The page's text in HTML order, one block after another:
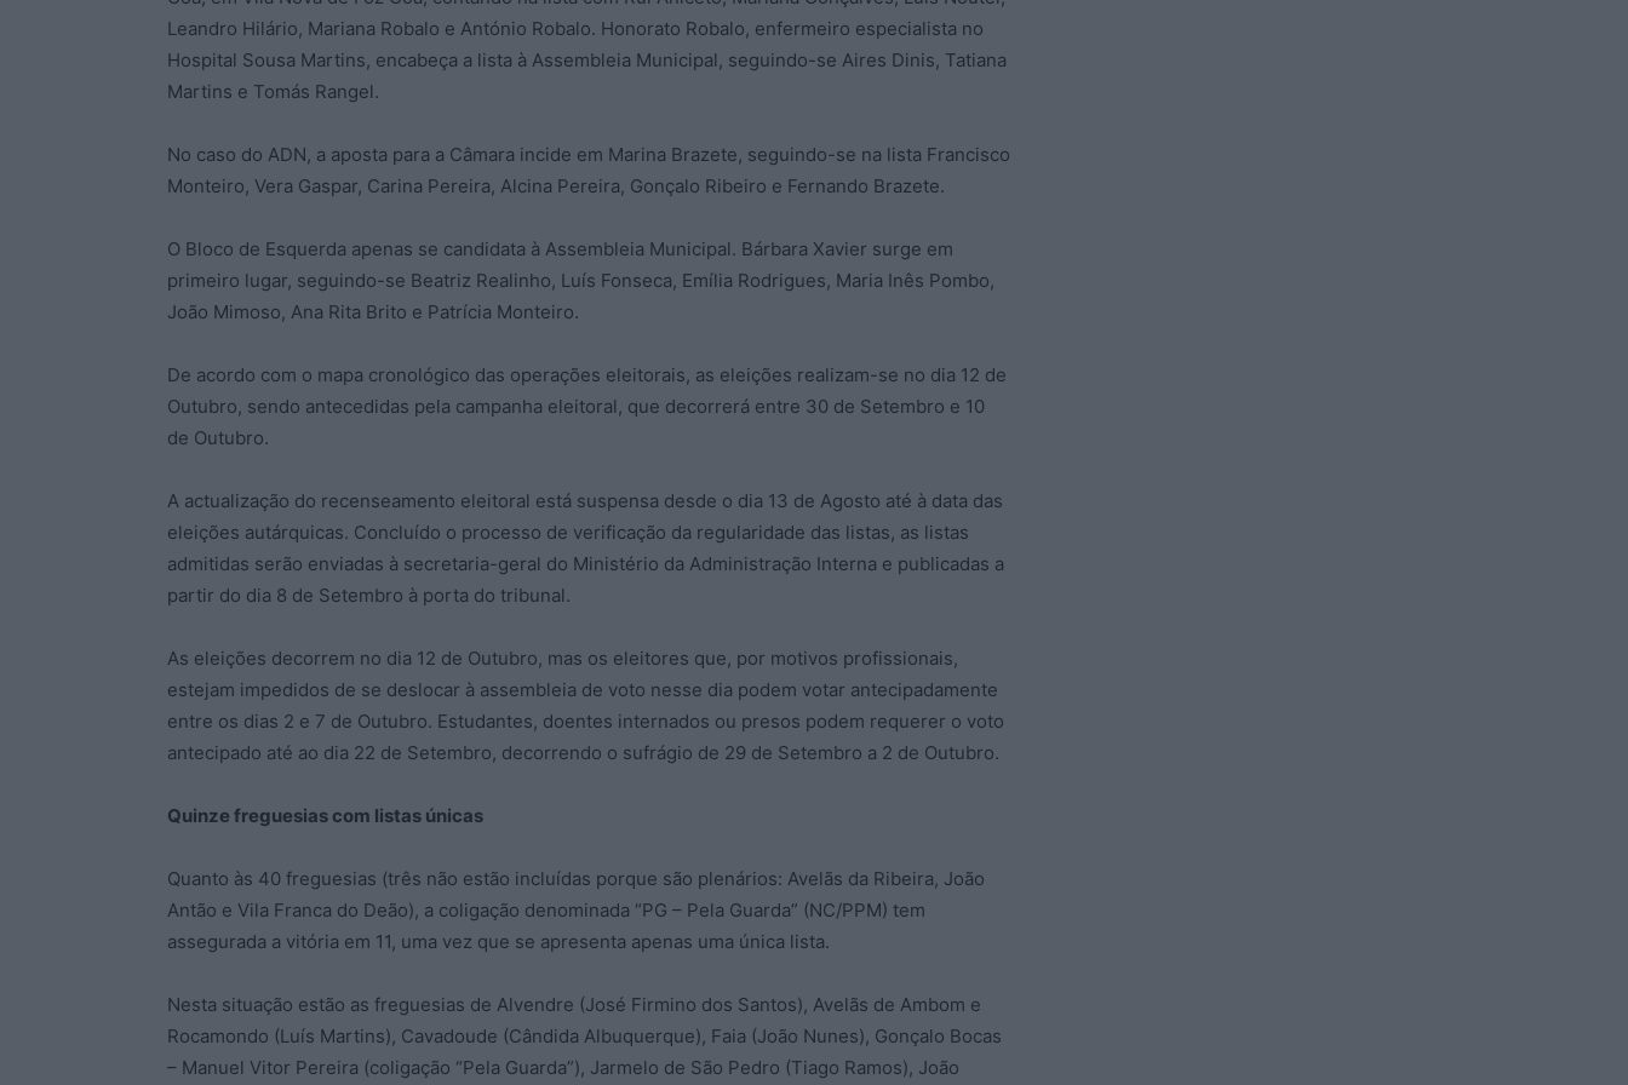
Leandro Hilário, Mariana Robalo e António Robalo. Honorato Robalo, enfermeiro especialista no
Hospital Sousa Martins, encabeça a lista à Assembleia Municipal, seguindo-se Aires Dinis, Tatiana
Martins e Tomás Rangel.
No caso do ADN, a aposta para a Câmara incide em Marina Brazete, seguindo-se na lista Francisco
Monteiro, Vera Gaspar, Carina Pereira, Alcina Pereira, Gonçalo Ribeiro e Fernando Brazete.
O Bloco de Esquerda apenas se candidata à Assembleia Municipal. Bárbara Xavier surge em
primeiro lugar, seguindo-se Beatriz Realinho, Luís Fonseca, Emília Rodrigues, Maria Inês Pombo,
João Mimoso, Ana Rita Brito e Patrícia Monteiro.
De acordo com o mapa cronológico das operações eleitorais, as eleições realizam-se no dia 12 de
Outubro, sendo antecedidas pela campanha eleitoral, que decorrerá entre 30 de Setembro e 10
de Outubro.
A actualização do recenseamento eleitoral está suspensa desde o dia 13 de Agosto até à data das
eleições autárquicas. Concluído o processo de verificação da regularidade das listas, as listas
admitidas serão enviadas à secretaria-geral do Ministério da Administração Interna e publicadas a
partir do dia 8 de Setembro à porta do tribunal.
As eleições decorrem no dia 12 de Outubro, mas os eleitores que, por motivos profissionais,
estejam impedidos de se deslocar à assembleia de voto nesse dia podem votar antecipadamente
entre os dias 2 e 7 de Outubro. Estudantes, doentes internados ou presos podem requerer o voto
antecipado até ao dia 22 de Setembro, decorrendo o sufrágio de 29 de Setembro a 2 de Outubro.
Quinze freguesias com listas únicas
Quanto às 40 freguesias (três não estão incluídas porque são plenários: Avelãs da Ribeira, João
Antão e Vila Franca do Deão), a coligação denominada “PG – Pela Guarda” (NC/PPM) tem
assegurada a vitória em 11, uma vez que se apresenta apenas uma única lista.
Nesta situação estão as freguesias de Alvendre (José Firmino dos Santos), Avelãs de Ambom e
Rocamondo (Luís Martins), Cavadoude (Cândida Albuquerque), Faia (João Nunes), Gonçalo Bocas
– Manuel Vitor Pereira (coligação “Pela Guarda”), Jarmelo de São Pedro (Tiago Ramos), João